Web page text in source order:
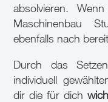
absolvieren.
Maschinenbau
ebenfalls nach
Durch das
individuell
dir die für dich